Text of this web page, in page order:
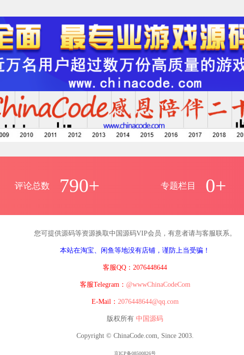
评论总数 790+ 专题栏目 0+
您可提供源码等资源换取中国源码VIP会员，有意者请与客服联系。
本站在淘宝、闲鱼等地没有店铺，谨防上当受骗！
客服QQ：2076448644
客服Telegram： @wwwChinaCodeCom
E-Mail： 2076448644@qq.com
版权所有 中国源码
Copyright © ChinaCode.com, Since 2003.
京ICP备08500826号